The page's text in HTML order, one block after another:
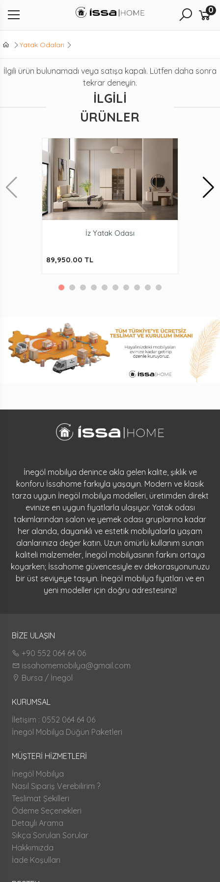
0
Yatak Odaları
İlgili ürün bulunamadı veya satışa kapalı. Lütfen daha sonra
tekrar deneyin.
İLGILI
ÜRÜNLER
İz Yatak Odası
89,950.00 TL
İnegöl mobilya denince akla gelen kalite, şıklık ve
konforu İssahome farkıyla yaşayın. Modern ve klasik
tarza uygun İnegöl mobilya modelleri, üretimden direkt
evinize en uygun fiyatlarla ulaşıyor. Yatak odası
takımlarından salon ve yemek odası gruplarına kadar
her alanda, dayanıklı ve estetik mobilyalarla yaşam
alanlarınıza değer katın. Uzun ömürlü kullanım sunan
kaliteli malzemeler, İnegöl mobilyasının farkını ortaya
koyarken; İssahome güvencesiyle ev dekorasyonunuzu
bir üst seviyeye taşıyın. İnegöl mobilya fiyatları ve en
yeni modeller için doğru adrestesiniz!
BİZE ULAŞIN
+90 552 064 64 06
issahomemobilya@gmail.com
Bursa / İnegöl
KURUMSAL
İletişim : 0552 064 64 06
İnegöl Mobilya Düğün Paketleri
MÜŞTERİ HİZMETLERİ
İnegöl Mobilya
Nasıl Sipariş Verebilirim ?
Teslimat Şekilleri
Ödeme Seçenekleri
Detaylı Arama
Sıkça Sorulan Sorular
Hakkımızda
İade Koşulları